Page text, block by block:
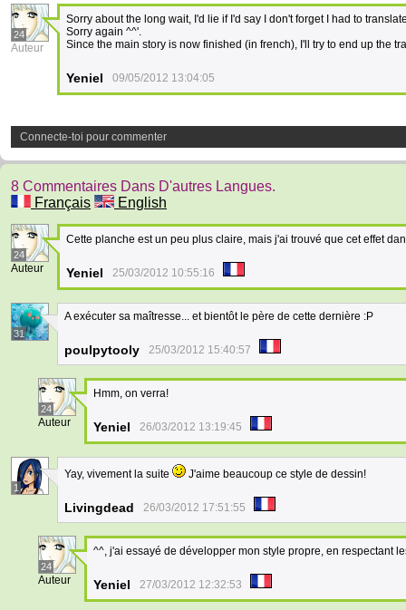
24
Auteur
Sorry about the long wait, I'd lie if I'd say I don't forget I had to
Sorry again ^^'.
Since the main story is now finished (in french), I'll try to end up the
Yeniel 09/05/2012 13:04:05
Connecte-toi pour commenter
8 Commentaires Dans D'autres Langues.
Français
English
24
Auteur
Cette planche est un peu plus claire, mais j'ai trouvé que cet effet
Yeniel 25/03/2012 10:55:16
31
A exécuter sa maîtresse... et bientôt le père de cette dernière :P
poulpytooly 25/03/2012 15:40:57
24
Auteur
Hmm, on verra!
Yeniel 26/03/2012 13:19:45
1
Yay, vivement la suite J'aime beaucoup ce style de dessin!
Livingdead 26/03/2012 17:51:55
24
Auteur
^^, j'ai essayé de développer mon style propre, en respectant
Yeniel 27/03/2012 12:32:53